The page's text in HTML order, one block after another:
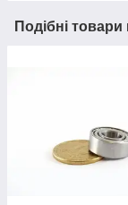
Подібні товари